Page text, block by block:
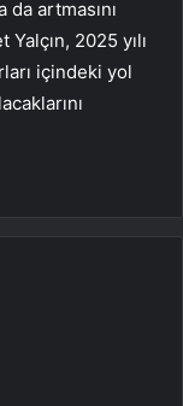
artmasını
2025 yılı
içindeki yol